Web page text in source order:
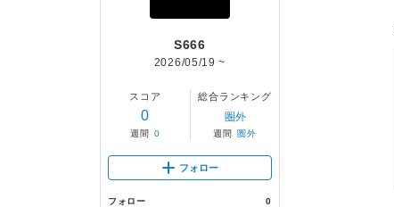
S666
2026/05/19 ~
スコア
0
週間 0
総合ランキング
圏外
週間 圏外
フォロー
フォロー 0